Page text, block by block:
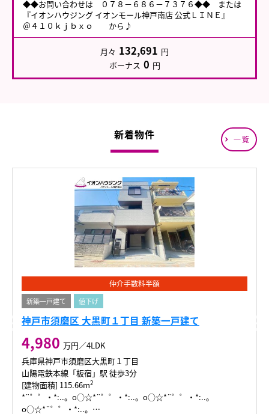
◆◆お問い合わせは ０７８－６８６－７３７６◆◆ または
『イオンハウジング イオンモール神戸南店 公式ＬＩＮＥ』
＠４１０ｋｊｂｘｏ から♪
月々 132,691 円
ボーナス 0 円
新着物件 一覧
仲介手数料半額
新築一戸建て 値下げ
神戸市須磨区 大黒町１丁目 新築一戸建て
4,980 万円／4LDK
兵庫県神戸市須磨区大黒町１丁目
山陽電鉄本線「板宿」駅 徒歩3分
[建物面積] 115.66m2
*¨゜゜・*:..。o○☆*¨゜゜・*:..。o○☆*¨゜゜・*:..。
o○☆*¨゜゜・*:..。…